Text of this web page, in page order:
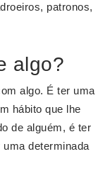
patronos,
algo?
algo. É ter uma
hábito que lhe
de alguém, é ter
determinada